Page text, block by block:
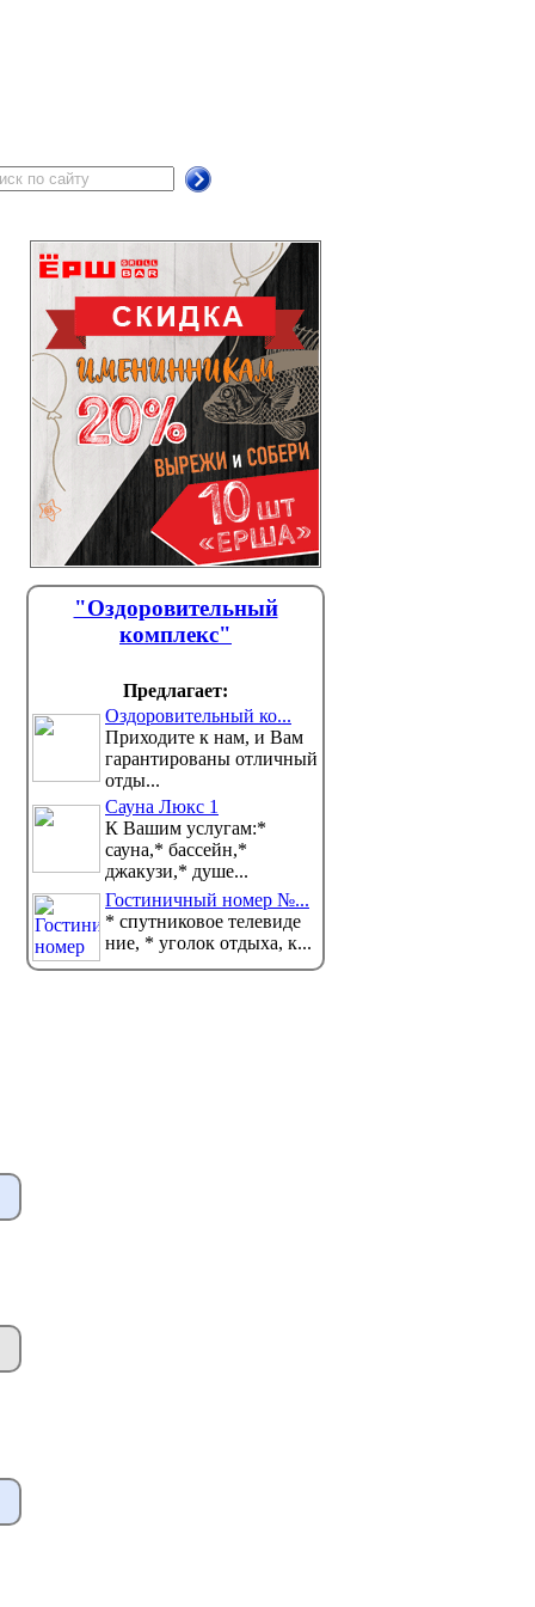
"Оздоровительный
комплекс"
Предлагает:
Оздоровительный ко...
Приходите к нам, и Вам
гарантированы отличный
отды...
Сауна Люкс 1
К Вашим услугам:*
сауна,* бассейн,*
джакузи,* душе...
Гостиничный номер №...
* спутниковое телевиде
ние, * уголок отдыха, к...